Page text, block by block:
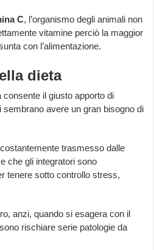
C, l’organismo degli animali non
vitamine perciò la maggior
con l’alimentazione.
dieta
consente il giusto apporto di
avere un gran bisogno di
costantemente trasmesso dalle
che gli integratori sono
tenere sotto controllo stress,
anzi, quando si esagera con il
rischiare serie patologie da